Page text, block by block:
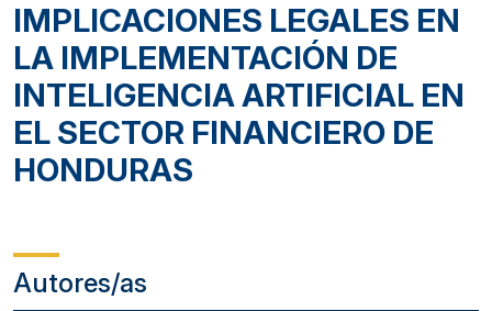
IMPLICACIONES LEGALES EN
LA IMPLEMENTACIÓN DE
INTELIGENCIA ARTIFICIAL EN
EL SECTOR FINANCIERO DE
HONDURAS
Autores/as